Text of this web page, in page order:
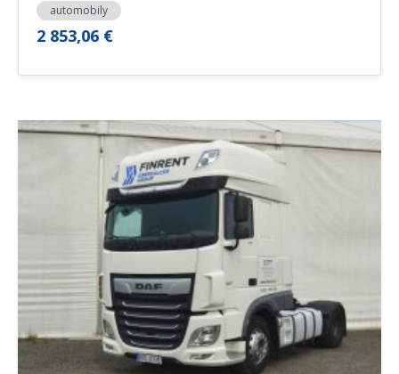
automobily
2 853,06 €